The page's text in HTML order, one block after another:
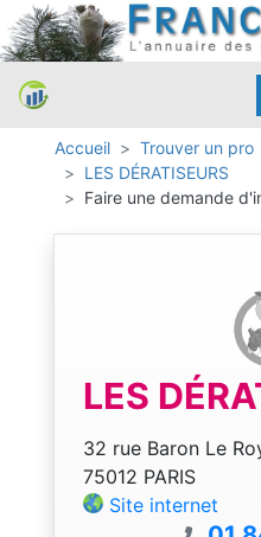
Accueil Trouver un pro
LES DÉRATISEURS
Faire une demande
LES
32 rue Baron Le
75012 PARIS
Site internet